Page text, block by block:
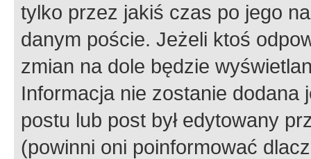
tylko przez jakiś czas po jego
danym poście. Jeżeli ktoś
zmian na dole będzie
Informacja nie zostanie dodana
postu lub post był edytowany
(powinni oni poinformować